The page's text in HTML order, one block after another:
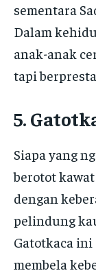
sementara
Dalam
anak-anak
tapi
5.
Siapa yang
berotot
dengan
pelindung
Gatotkaca
membela